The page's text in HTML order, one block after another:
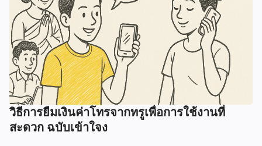
วิธีการยืมเงินค่าโทรจากทรูเพื่อการใช้งานที่
สะดวก ฉบับเข้าใจง